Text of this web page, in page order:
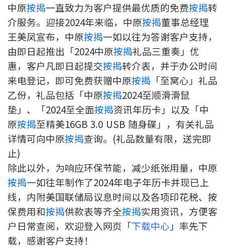
推荐齐齐友赏
按揭工具
按揭计算
转按计算
置业预算
供款年期计算
工商铺按揭计算
印花税计算
免费物业估价
下载中心
中原按揭一直致力为客户提供最优质的免费按揭转
介服务。迎接2024年来临，中原按揭董事总经理
王美凤宣布，中原按揭一如以往为答谢客户支持，
由即日起推出「2024中原按揭礼品三重奏」优
惠，客户凡即日起提交按揭转介表，并于办公时间
来电登记，即可免费获赠中原按揭 「至窝心」礼品
乙份，礼品包括「中原按揭2024至顺滑滑鼠
垫」、「2024至全面按揭资讯年历卡」以及「中
原按揭至精美16GB 3.0 USB 随身碟」，有关礼品
详情可向中原按揭查询。(礼品数量有限，送完即
止)
除此以外，为响应环保节能，减少纸张用量，中原
按揭一如往年制作了2024年电子年历卡并现已上
线，内附美国联储局议息时间以及各项印花税、按
保费用和按揭供款表等齐全按揭实用资讯，方便客
户日常查阅，欢迎登入网页「下载中心 」率先下
载，感谢客户支持！